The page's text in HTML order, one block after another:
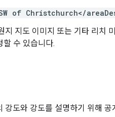
of Christchurch</
지 지도 이미지 또는 기타 리치
할 수 있습니다.
강도와 강도를 설명하기 위해